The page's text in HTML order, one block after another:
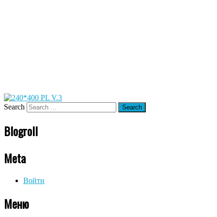
Search
Blogroll
Meta
Войти
Меню